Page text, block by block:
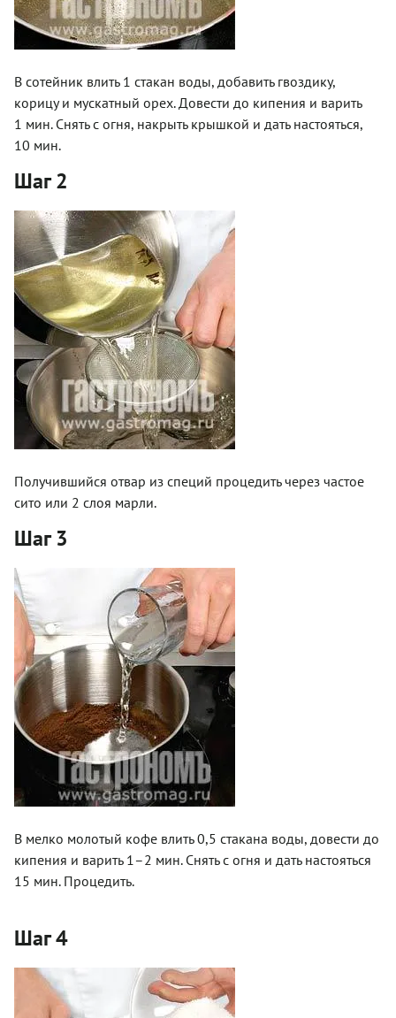
В сотейник влить 1 стакан воды, добавить гвоздику,
корицу и мускатный орех. Довести до кипения и варить
1 мин. Снять с огня, накрыть крышкой и дать настояться,
10 мин.
Шаг 2
Получившийся отвар из специй процедить через частое
сито или 2 слоя марли.
Шаг 3
В мелко молотый кофе влить 0,5 стакана воды, довести до
кипения и варить 1–2 мин. Снять с огня и дать настояться
15 мин. Процедить.
Шаг 4